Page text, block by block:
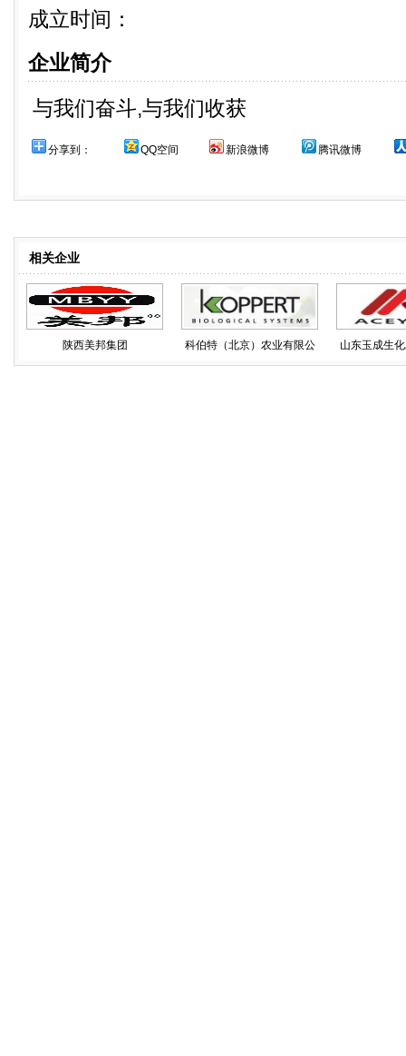
成立时间：
企业简介
与我们奋斗,与我们收获
分享到： QQ空间 新浪微博 腾讯微博
相关企业
陕西美邦集团 科伯特（北京）农业有限公 山东玉成生